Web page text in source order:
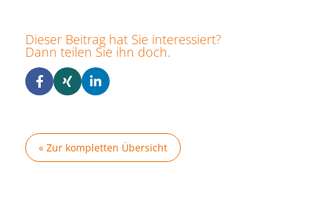
Dieser Beitrag hat Sie interessiert?
Dann teilen Sie ihn doch.
« Zur kompletten Übersicht